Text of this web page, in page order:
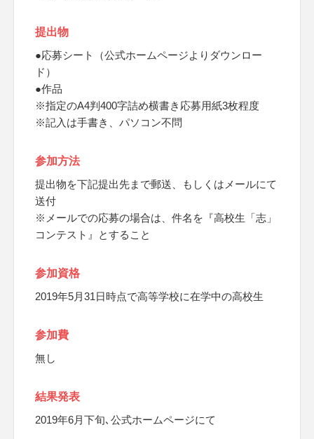
提出物
●応募シート（公式ホームページよりダウンロー
ド）
●作品
※指定のA4判400字詰め横書き応募用紙3枚程度
※記入は手書き、パソコン不問
参加方法
提出物を下記提出先まで郵送、もしくはメールにて
送付
※メールでの応募の場合は、件名を『高校生「志」
コンテスト』とすること
参加資格
2019年5月31日時点で高等学校に在学中の高校生
参加費
無し
結果発表
2019年6月下旬､公式ホームページにて